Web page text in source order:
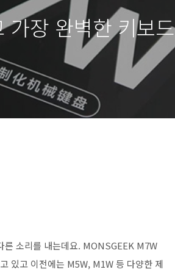
가장 완벽한 키보드
른 소리를 내는데요. MONSGEEK M7W
있고 이전에는 M5W, M1W 등 다양한 제